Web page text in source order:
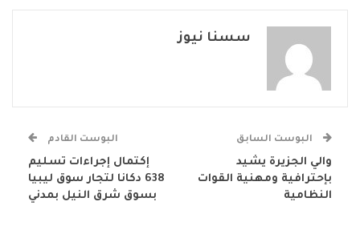
سسنا نيوز
البوست السابق
والي الجزيرة يشيد
بإحترافية ومهنية القوات
النظامية
البوست القادم
إكتمال إجراءات تسليم
638 دكانا لتجار سوق ليبيا
بسوق شرق النيل بمدني